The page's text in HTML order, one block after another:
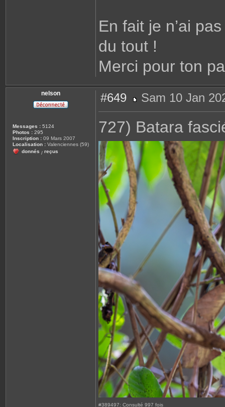
En fait je n’ai
du tout !
Merci pour ton
nelson
Messages : 5124
Photos : 295
Inscription : 09 Mars 2007
Localisation : Valenciennes (59)
donnés / reçus
#649
e
s
a
e
Sam 10 Jan
727) Batara
#389497: Consulté 997 fois